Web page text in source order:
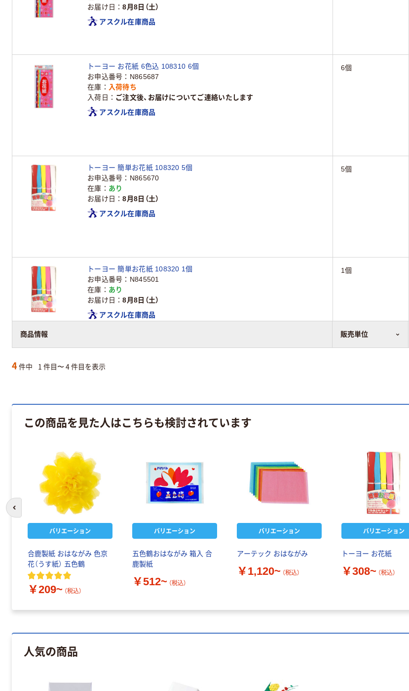
商品情報 販売単位
お届け日
8月8日（土）
アスクル在庫商品
トーヨー お花紙 6色込 108310 6個
お申込番号
N865687
在庫
入荷待ち
入荷日
ご注文後、お届けについてご連絡いたします
アスクル在庫商品
6個
トーヨー 簡単お花紙 108320 5個
お申込番号
N865670
在庫
あり
お届け日
8月8日（土）
アスクル在庫商品
5個
トーヨー 簡単お花紙 108320 1個
お申込番号
N845501
在庫
あり
お届け日
8月8日（土）
アスクル在庫商品
1個
4 件中 1 件目〜 4 件目を表示
この商品を見た人はこちらも検討されています
バリエーション
合鹿製紙 おはながみ 色京
花（うす紙） 五色鶴
￥209~ （税込）
バリエーション
五色鶴おはながみ 箱入 合
鹿製紙
￥512~ （税込）
バリエーション
アーテック おはながみ
￥1,120~ （税込）
バリエーション
トーヨー お花紙
￥308~ （税込）
前のスライドへ
人気の商品